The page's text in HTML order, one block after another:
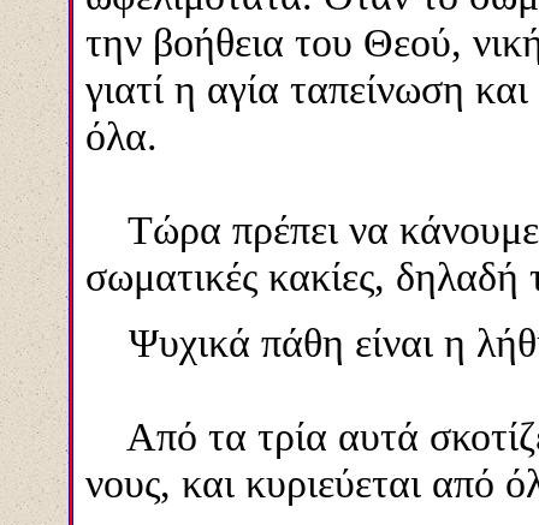
την βοήθεια του Θεού,
γιατί η αγία ταπείνωση
όλα.
Τώρα πρέπει να κάνουμε
σωματικές κακίες, δηλαδή
Ψυχικά πάθη είναι η
Από τα τρία αυτά
νους, και κυριεύεται από